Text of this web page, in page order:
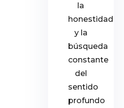
la
honestidad
y la
búsqueda
constante
del
sentido
profundo